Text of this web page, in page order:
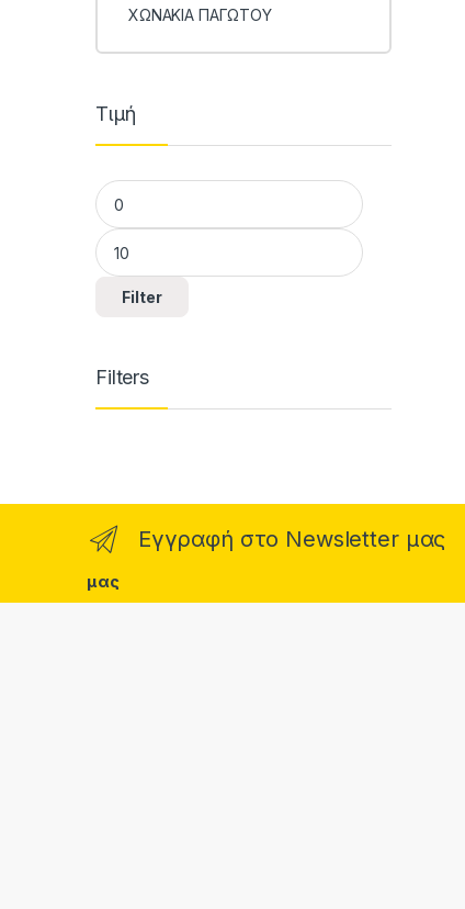
ΧΩΝΑΚΙΑ ΠΑΓΩΤΟΥ
Τιμή
Min price
Max price
Filter
Filters
Εγγραφή στο Newsletter μας
μας